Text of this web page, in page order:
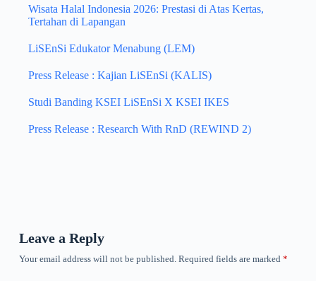
Wisata Halal Indonesia 2026: Prestasi di Atas Kertas,
Tertahan di Lapangan
LiSEnSi Edukator Menabung (LEM)
Press Release : Kajian LiSEnSi (KALIS)
Studi Banding KSEI LiSEnSi X KSEI IKES
Press Release : Research With RnD (REWIND 2)
Leave a Reply
Your email address will not be published. Required fields are marked *